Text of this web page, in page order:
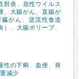
肝炎 、 急性ウイルス
、 大腸がん 、直腸が
臓がん 、 逆流性食道
、 大腸ポリープ、
性の下痢 、 血便、発
減少